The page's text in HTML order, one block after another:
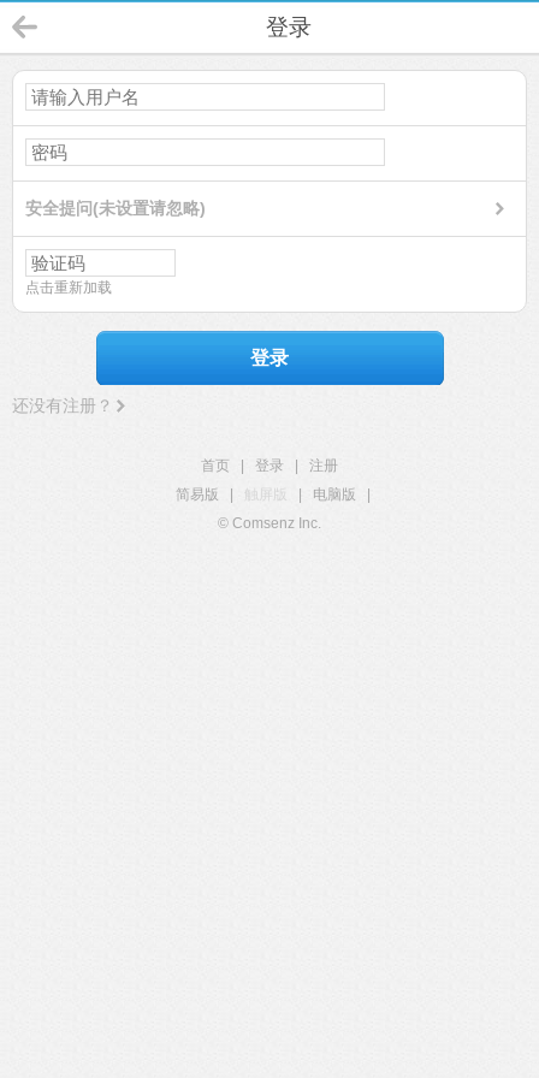
登录
安全提问(未设置请忽略)
点击重新加载
登录
还没有注册？
首页 登录
注册
简易版
触屏版 电脑版
© Comsenz Inc.